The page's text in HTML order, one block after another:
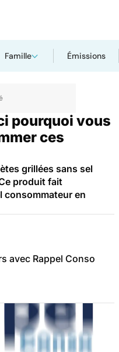
Famille Émissions
pourquoi vous
ces
grillées sans sel
produit fait
consommateur en
avec Rappel Conso